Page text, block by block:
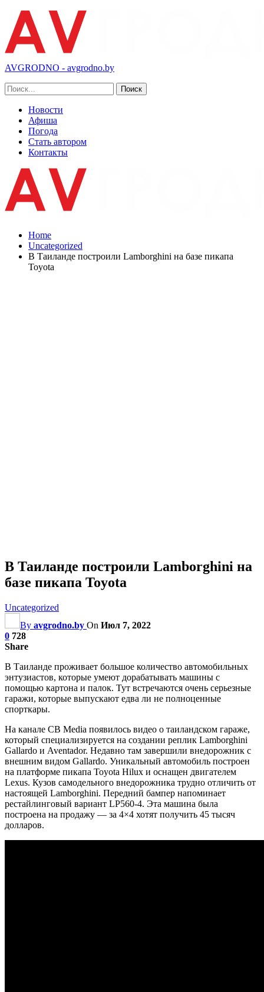
AVGRODNO - avgrodno.by
Новости
Афиша
Погода
Стать автором
Контакты
Home
Uncategorized
В Таиланде построили Lamborghini на базе пикапа
Toyota
В Таиланде построили Lamborghini на
базе пикапа Toyota
Uncategorized
By avgrodno.by On Июл 7, 2022
0 728
Share
В Таиланде проживает большое количество автомобильных
энтузиастов, которые умеют дорабатывать машины с
помощью картона и палок. Тут встречаются очень серьезные
гаражи, которые выпускают едва ли не полноценные
спорткары.
На канале CB Media появилось видео о таиландском гараже,
который специализируется на создании реплик Lamborghini
Gallardo и Aventador. Недавно там завершили внедорожник с
внешним видом Gallardo. Уникальный автомобиль построен
на платформе пикапа Toyota Hilux и оснащен двигателем
Lexus. Кузов самодельного внедорожника трудно отличить от
настоящей Lamborghini. Передний бампер напоминает
рестайлинговый вариант LP560-4. Эта машина была
построена на продажу — за 4×4 хотят получить 45 тысяч
долларов.